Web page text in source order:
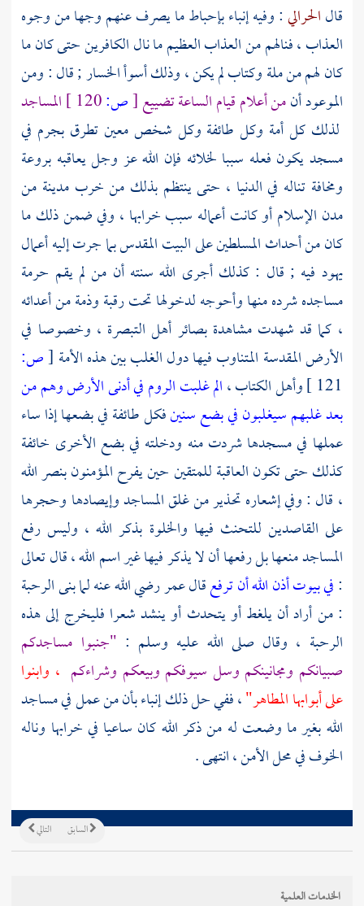
قالالحرالي: وفيه إنباء بإحباط ما يصرف عنهم وجها من وجوه
العذاب ، فنالهم من العذاب العظيم ما نال الكافرين حتى كان ما
كان لهم من ملة وكتاب لم يكن ، وذلك أسوأ الخسار ; قال : ومن
الموعود أنمن أعلام قيام الساعة تضييع[ص:
المساجد
لذلك كل أمة وكل طائفة وكل شخص معين تطرق بجرم في
مسجد يكون فعله سببا لخلائه فإن الله عز وجل يعاقبه بروعة
ومخافة تناله في الدنيا ، حتى ينتظم بذلك من خرب مدينة من
مدن الإسلام أو كانت أعماله سبب خرابها ، وفي ضمن ذلك ما
كان من أحداث المسلطين على البيت المقدس بما جرت إليه أعمال
يهود فيه ; قال : كذلك أجرى الله سنته أن من لم يقم حرمة
مساجده شرده منها وأحوجه لدخولها تحت رقبة وذمة من أعدائه
، كما قد شهدت مشاهدة بصائر أهل التبصرة ، وخصوصا في
الأرض المقدسة المتناوب فيها دول الغلب بين هذه الأمة [ص:
121 ] وأهل الكتاب ،المغلبت الرومفي أدنى الأرض وهم من
بعد غلبهم سيغلبونفي بضع سنينفكل طائفة في بضعها إذا ساء
عملها في مسجدها شردت منه ودخلته في بضع الأخرى خائفة
كذلك حتى تكون العاقبة للمتقين حين يفرح المؤمنون بنصر الله
، قال : وفي إشعاره تحذير من غلق المساجد وإيصادها وحجرها
على القاصدين للتحنث فيها والخلوة بذكر الله ، وليس رفع
المساجد منعها بل رفعها أن لا يذكر فيها غير اسم الله ، قال تعالى
:في بيوت أذن الله أن ترفعقال عمر رضي الله عنه لما بنى الرحبة
: من أراد أن يلغط أو يتحدث أو ينشد شعرا فليخرج إلى هذه
الرحبة ، وقال صلى الله عليه وسلم : "جنبوا مساجدكم
صبيانكم ومجانينكم وسل سيوفكم وبيعكم وشراءكم ، وابنوا
على أبوابها المطاهر"، ففي حل ذلك إنباء بأن من عمل في مساجد
الله بغير ما وضعت له من ذكر الله كان ساعيا في خرابها وناله
الخوف في محل الأمن ، انتهى .
التالي السابق
الخدمات العلمية